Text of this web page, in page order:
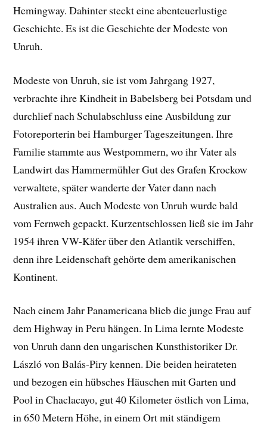
Hemingway. Dahinter steckt eine abenteuerlustige
Geschichte. Es ist die Geschichte der Modeste von
Unruh.
Modeste von Unruh, sie ist vom Jahrgang 1927,
verbrachte ihre Kindheit in Babelsberg bei Potsdam und
durchlief nach Schulabschluss eine Ausbildung zur
Fotoreporterin bei Hamburger Tageszeitungen. Ihre
Familie stammte aus Westpommern, wo ihr Vater als
Landwirt das Hammermühler Gut des Grafen Krockow
verwaltete, später wanderte der Vater dann nach
Australien aus. Auch Modeste von Unruh wurde bald
vom Fernweh gepackt. Kurzentschlossen ließ sie im Jahr
1954 ihren VW-Käfer über den Atlantik verschiffen,
denn ihre Leidenschaft gehörte dem amerikanischen
Kontinent.
Nach einem Jahr Panamericana blieb die junge Frau auf
dem Highway in Peru hängen. In Lima lernte Modeste
von Unruh dann den ungarischen Kunsthistoriker Dr.
László von Balás-Piry kennen. Die beiden heirateten
und bezogen ein hübsches Häuschen mit Garten und
Pool in Chaclacayo, gut 40 Kilometer östlich von Lima,
in 650 Metern Höhe, in einem Ort mit ständigem